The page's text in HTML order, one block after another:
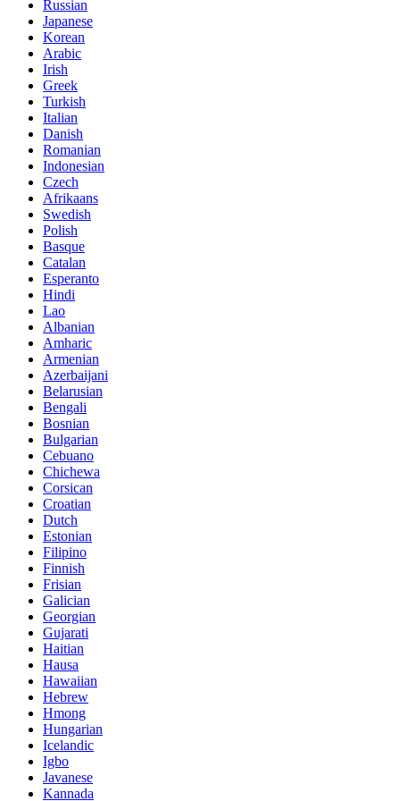
Russian
Japanese
Korean
Arabic
Irish
Greek
Turkish
Italian
Danish
Romanian
Indonesian
Czech
Afrikaans
Swedish
Polish
Basque
Catalan
Esperanto
Hindi
Lao
Albanian
Amharic
Armenian
Azerbaijani
Belarusian
Bengali
Bosnian
Bulgarian
Cebuano
Chichewa
Corsican
Croatian
Dutch
Estonian
Filipino
Finnish
Frisian
Galician
Georgian
Gujarati
Haitian
Hausa
Hawaiian
Hebrew
Hmong
Hungarian
Icelandic
Igbo
Javanese
Kannada